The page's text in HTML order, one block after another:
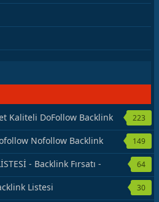
Kaliteli DoFollow Backlink
223
Nofollow Backlink
149
- Backlink Fırsatı -
64
Listesi 30